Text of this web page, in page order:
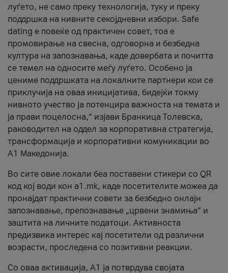
луѓето, не само преку технологија, туку и преку
поддршка на нивните секојдневни избори. Safe
dating е повеќе од практичен совет, тоа е
промовирање на свесна, одговорна и безбедна
култура на запознавања, каде довербата и почитта
се темел на односите меѓу луѓето. Особено ја
цениме поддршката на локалните партнери кои се
приклучија на оваа иницијатива, бидејќи токму
нивното учество ја потенцира важноста на темата и
ја прави поцелосна,“ изјави Бранкица Толевска,
раководител на оддел за корпоративна стратегија,
трансформација и корпоративни комуникации во
А1 Македонија.
Во сите овие локали беа поставени стикери со QR
код кој води кон a1.mk, каде посетителите можеа да
пронајдат практични совети за безбедно онлајн
запознавање, препознавање „црвени знамиња“ и
заштита на личните податоци. Активноста
предизвика интерес кај посетители од различни
возрасти, проследена со позитивни реакции.
Со оваа активација, А1 ја потврдува својата